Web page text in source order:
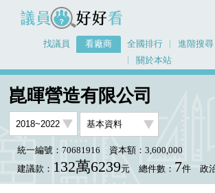
議員好好看
找議員 看廠商 全國排行 進階搜尋
關於本站
崑暉營造有限公司
統一編號：70681916
資本額：3,600,000
建議款： 132萬6239元 總件數： 7件 政